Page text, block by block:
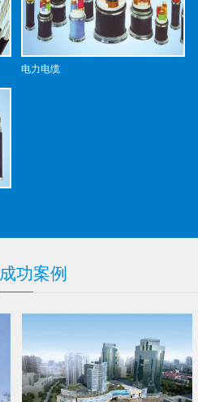
电力电缆
成功案例